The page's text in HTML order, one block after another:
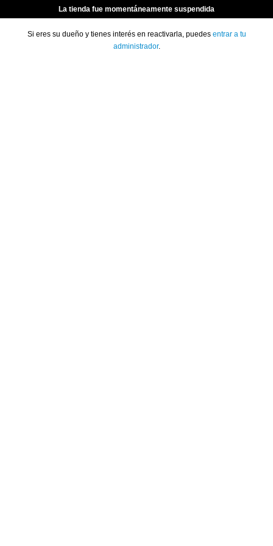
La tienda fue momentáneamente suspendida
Si eres su dueño y tienes interés en reactivarla, puedes entrar a tu
administrador.